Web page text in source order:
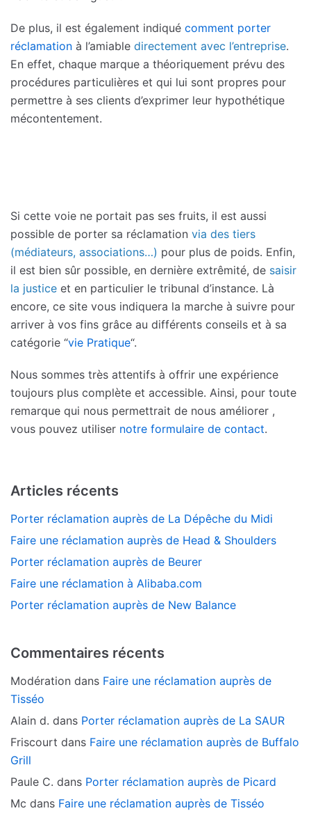
De plus, il est également indiqué comment porter
réclamation à l’amiable directement avec l’entreprise.
En effet, chaque marque a théoriquement prévu des
procédures particulières et qui lui sont propres pour
permettre à ses clients d’exprimer leur hypothétique
mécontentement.
Si cette voie ne portait pas ses fruits, il est aussi
possible de porter sa réclamation via des tiers
(médiateurs, associations…) pour plus de poids. Enfin,
il est bien sûr possible, en dernière extrêmité, de saisir
la justice et en particulier le tribunal d’instance. Là
encore, ce site vous indiquera la marche à suivre pour
arriver à vos fins grâce au différents conseils et à sa
catégorie “vie Pratique“.
Nous sommes très attentifs à offrir une expérience
toujours plus complète et accessible. Ainsi, pour toute
remarque qui nous permettrait de nous améliorer ,
vous pouvez utiliser notre formulaire de contact.
Articles récents
Porter réclamation auprès de La Dépêche du Midi
Faire une réclamation auprès de Head & Shoulders
Porter réclamation auprès de Beurer
Faire une réclamation à Alibaba.com
Porter réclamation auprès de New Balance
Commentaires récents
Modération dans Faire une réclamation auprès de
Tisséo
Alain d. dans Porter réclamation auprès de La SAUR
Friscourt dans Faire une réclamation auprès de Buffalo
Grill
Paule C. dans Porter réclamation auprès de Picard
Mc dans Faire une réclamation auprès de Tisséo